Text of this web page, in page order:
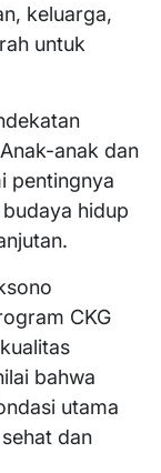
keluarga,
untuk
anak dan
pentingnya
hidup
CKG
bahwa
utama
dan